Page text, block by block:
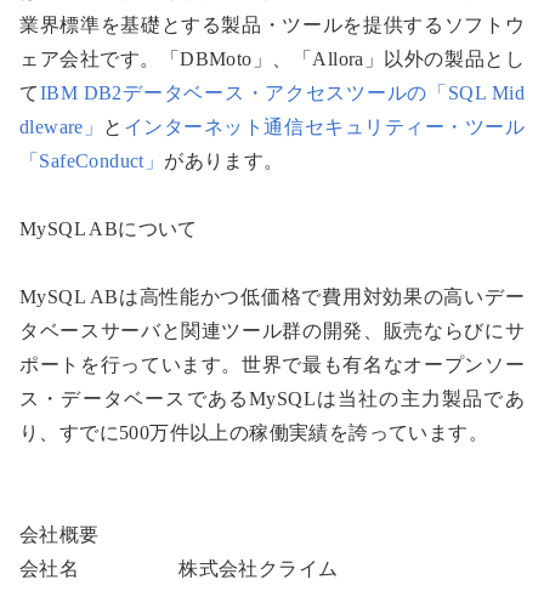
業界標準を基礎とする製品・ツールを提供するソフトウ
ェア会社です。「DBMoto」、「Allora」以外の製品とし
てIBM DB2データベース・アクセスツールの「SQL Mid
dleware」 と インターネット通信セキュリティー・ツール
「SafeConduct」 があります。
MySQL ABについて
MySQL ABは高性能かつ低価格で費用対効果の高いデー
タベースサーバと関連ツール群の開発、販売ならびにサ
ポートを行っています。世界で最も有名なオープンソー
ス・データベースであるMySQLは当社の主力製品であ
り、すでに500万件以上の稼働実績を誇っています。
会社概要
会社名 株式会社クライム